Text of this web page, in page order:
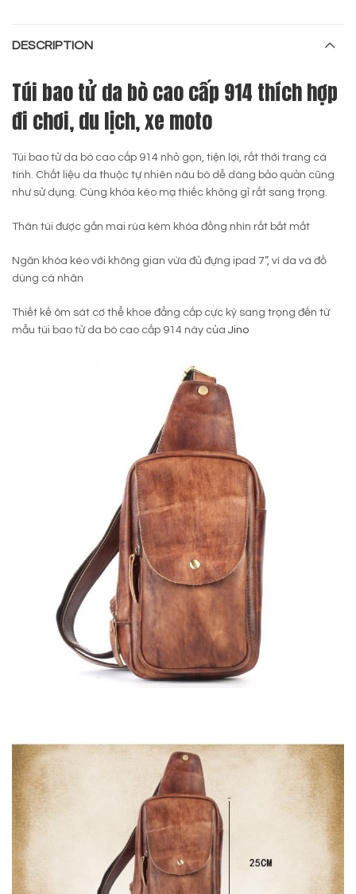
DESCRIPTION
Túi bao tử da bò cao cấp 914 thích hợp
đi chơi, du lịch, xe moto
Túi bao tử da bò cao cấp 914 nhỏ gọn, tiện lợi, rất thời trang cá
tính. Chất liệu da thuộc tự nhiên nâu bò dễ dàng bảo quản cũng
như sử dụng. Cùng khóa kéo mạ thiếc không gỉ rất sang trọng.
Thân túi được gắn mai rùa kèm khóa đồng nhìn rất bắt mắt
Ngăn khóa kéo với không gian vừa đủ đựng ipad 7”, ví da và đồ
dùng cá nhân
Thiết kế ôm sát cơ thể khoe đẳng cấp cực kỳ sang trọng đến từ
mẫu túi bao tử da bò cao cấp 914 này của Jino